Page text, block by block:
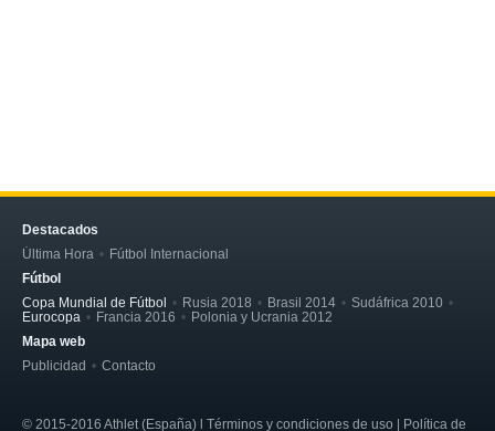
Destacados
Última Hora
Fútbol Internacional
Fútbol
Copa Mundial de Fútbol
Rusia 2018 Brasil 2014
Sudáfrica 2010
Eurocopa
Francia 2016
Polonia y Ucrania 2012
Mapa web
Publicidad
Contacto
© 2015-2016 Athlet (España) l Términos y condiciones de uso | Política de